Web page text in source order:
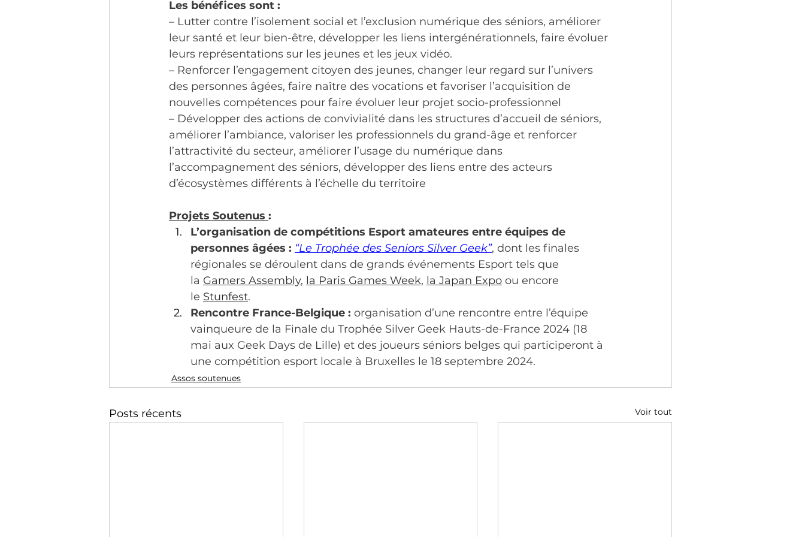
Les bénéfices sont :
– Lutter contre l’isolement social et l’exclusion numérique des séniors, améliorer
leur santé et leur bien-être, développer les liens intergénérationnels, faire évoluer
leurs représentations sur les jeunes et les jeux vidéo.
– Renforcer l’engagement citoyen des jeunes, changer leur regard sur l’univers
des personnes âgées, faire naître des vocations et favoriser l’acquisition de
nouvelles compétences pour faire évoluer leur projet socio-professionnel
– Développer des actions de convivialité dans les structures d’accueil de séniors,
améliorer l’ambiance, valoriser les professionnels du grand-âge et renforcer
l’attractivité du secteur, améliorer l’usage du numérique dans
l’accompagnement des séniors, développer des liens entre des acteurs
d’écosystèmes différents à l’échelle du territoire
Projets Soutenus :
L’organisation de compétitions Esport amateures entre équipes de
personnes âgées : “Le Trophée des Seniors Silver Geek”, dont les finales
régionales se déroulent dans de grands événements Esport tels que
la Gamers Assembly, la Paris Games Week, la Japan Expo ou encore
le Stunfest.
Rencontre France-Belgique : organisation d’une rencontre entre l’équipe
vainqueure de la Finale du Trophée Silver Geek Hauts-de-France 2024 (18
mai aux Geek Days de Lille) et des joueurs séniors belges qui participeront à
une compétition esport locale à Bruxelles le 18 septembre 2024.
Assos soutenues
Posts récents Voir tout